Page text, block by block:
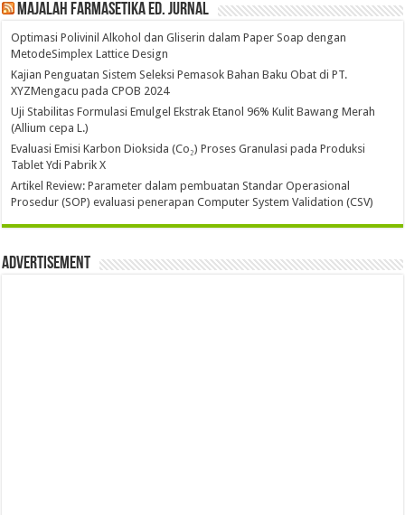
Majalah Farmasetika Ed. Jurnal
Optimasi Polivinil Alkohol dan Gliserin dalam Paper Soap dengan
MetodeSimplex Lattice Design
Kajian Penguatan Sistem Seleksi Pemasok Bahan Baku Obat di PT.
XYZMengacu pada CPOB 2024
Uji Stabilitas Formulasi Emulgel Ekstrak Etanol 96% Kulit Bawang Merah
(Allium cepa L.)
Evaluasi Emisi Karbon Dioksida (Co₂) Proses Granulasi pada Produksi
Tablet Ydi Pabrik X
Artikel Review: Parameter dalam pembuatan Standar Operasional
Prosedur (SOP) evaluasi penerapan Computer System Validation (CSV)
Advertisement